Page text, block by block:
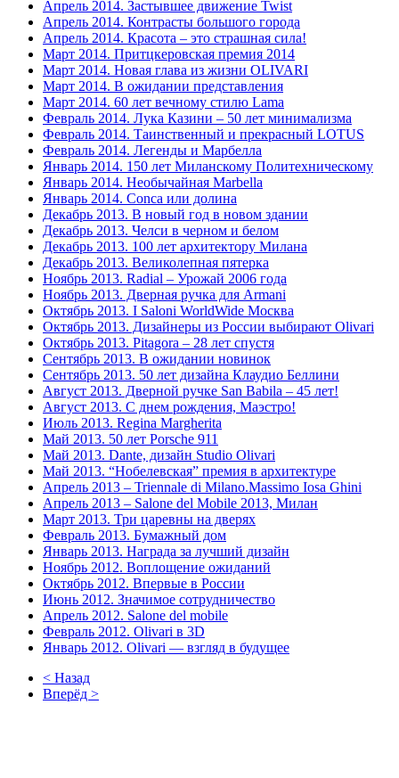
Апрель 2014. Застывшее движение Twist
Апрель 2014. Контрасты большого города
Апрель 2014. Красота – это страшная сила!
Март 2014. Притцкеровская премия 2014
Март 2014. Новая глава из жизни OLIVARI
Март 2014. В ожидании представления
Март 2014. 60 лет вечному стилю Lama
Февраль 2014. Лука Казини – 50 лет минимализма
Февраль 2014. Таинственный и прекрасный LOTUS
Февраль 2014. Легенды и Марбелла
Январь 2014. 150 лет Миланскому Политехническому
Январь 2014. Необычайная Marbella
Январь 2014. Conca или долина
Декабрь 2013. В новый год в новом здании
Декабрь 2013. Челси в черном и белом
Декабрь 2013. 100 лет архитектору Милана
Декабрь 2013. Великолепная пятерка
Ноябрь 2013. Radial – Урожай 2006 года
Ноябрь 2013. Дверная ручка для Armani
Октябрь 2013. I Saloni WorldWide Москва
Октябрь 2013. Дизайнеры из России выбирают Olivari
Октябрь 2013. Pitagora – 28 лет спустя
Сентябрь 2013. В ожидании новинок
Сентябрь 2013. 50 лет дизайна Клаудио Беллини
Август 2013. Дверной ручке San Babila – 45 лет!
Август 2013. С днем рождения, Маэстро!
Июль 2013. Regina Margherita
Май 2013. 50 лет Porsche 911
Май 2013. Dante, дизайн Studio Olivari
Май 2013. “Нобелевская” премия в архитектуре
Апрель 2013 – Triennale di Milano.Massimo Iosa Ghini
Апрель 2013 – Salone del Mobile 2013, Милан
Март 2013. Три царевны на дверях
Февраль 2013. Бумажный дом
Январь 2013. Награда за лучший дизайн
Ноябрь 2012. Воплощение ожиданий
Октябрь 2012. Впервые в России
Июнь 2012. Значимое сотрудничество
Апрель 2012. Salone del mobile
Февраль 2012. Olivari в 3D
Январь 2012. Olivari — взгляд в будущее
< Назад
Вперёд >